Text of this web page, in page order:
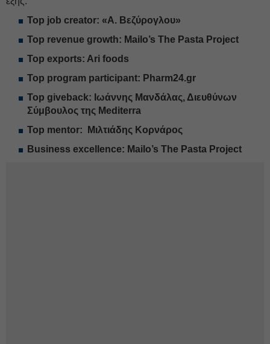
Top job creator: «Α. Βεζύρογλου»
Top revenue growth: Mailo’s The Pasta Project
Top exports: Ari foods
Top program participant: Pharm24.gr
Top giveback: Ιωάννης Μανδάλας, Διευθύνων
Σύμβουλος της Mediterra
Top mentor: Μιλτιάδης Κορνάρος
Business excellence: Mailo’s The Pasta Project